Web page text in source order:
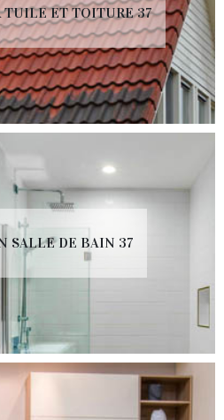
TUILE ET TOITURE 37
SALLE DE BAIN 37